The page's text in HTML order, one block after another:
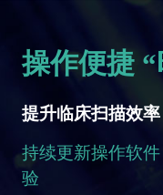
操作便捷
提升临床扫描效率
持续更新操作软
验